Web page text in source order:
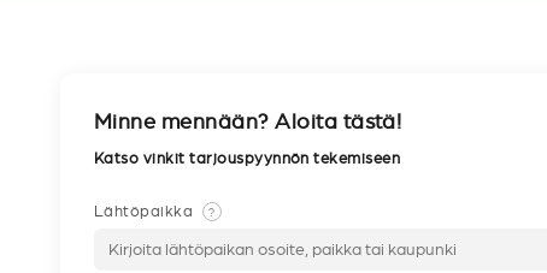
Minne mennään? Aloita tästä!
Katso vinkit tarjouspyynnön tekemiseen
Lähtöpaikka ?